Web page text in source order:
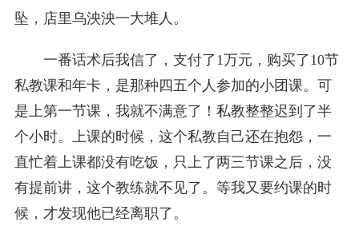
坠，店里乌泱泱一大堆人。
一番话术后我信了，支付了1万元，购买了10节
私教课和年卡，是那种四五个人参加的小团课。可
是上第一节课，我就不满意了！私教整整迟到了半
个小时。上课的时候，这个私教自己还在抱怨，一
直忙着上课都没有吃饭，只上了两三节课之后，没
有提前讲，这个教练就不见了。等我又要约课的时
候，才发现他已经离职了。